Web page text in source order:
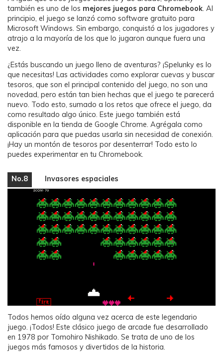
también es uno de los mejores juegos para Chromebook. Al
principio, el juego se lanzó como software gratuito para
Microsoft Windows. Sin embargo, conquistó a los jugadores y
atrajo a la mayoría de los que lo jugaron aunque fuera una
vez.
¿Estás buscando un juego lleno de aventuras? ¡Spelunky es lo
que necesitas! Las actividades como explorar cuevas y buscar
tesoros, que son el principal contenido del juego, no son una
novedad, pero están tan bien hechas que el juego te parecerá
nuevo. Todo esto, sumado a los retos que ofrece el juego, da
como resultado algo único. Este juego también está
disponible en la tienda de Google Chrome. Agrégala como
aplicación para que puedas usarla sin necesidad de conexión.
¡Hay un montón de tesoros por desenterrar! Todo esto lo
puedes experimentar en tu Chromebook.
No.8 Invasores espaciales
Todos hemos oído alguna vez acerca de este legendario
juego. ¡Todos! Este clásico juego de arcade fue desarrollado
en 1978 por Tomohiro Nishikado. Se trata de uno de los
juegos más famosos y divertidos de la historia.